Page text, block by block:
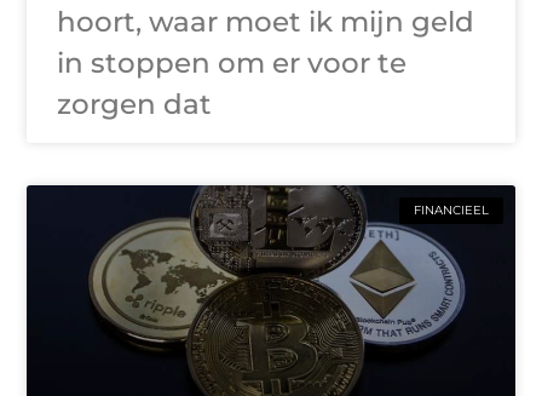
hoort, waar moet ik mijn geld
in stoppen om er voor te
zorgen dat
FINANCIEEL